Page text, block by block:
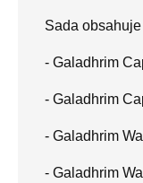
Sada
- Galadhrim
- Galadhrim
- Galadhrim
- Galadhrim